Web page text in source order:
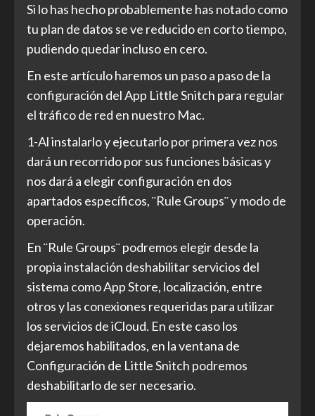
Si lo has hecho probablemente has notado como
tu plan de datos se ve reducido en corto tiempo,
pudiendo quedar incluso en cero.
En este artículo haremos un paso a paso de la
configuración del App Little Snitch para regular
el tráfico de red en nuestro Mac.
1-Al instalarlo y ejecutarlo por primera vez nos
dará un recorrido por sus funciones básicas y
nos dará a elegir configuración en dos
apartados específicos, ¨Rule Groups¨ y modo de
operación.
En ¨Rule Groups¨ podremos elegir desde la
propia instalación deshabilitar servicios del
sistema como App Store, localización, entre
otros y las conexiones requeridas para utilizar
los servicios de iCloud. En este caso los
dejaremos habilitados, en la ventana de
Configuración de Little Snitch podremos
deshabilitarlo de ser necesario.